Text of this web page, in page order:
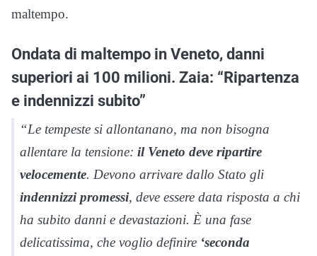
maltempo.
Ondata di maltempo in Veneto, danni
superiori ai 100 milioni. Zaia: “Ripartenza
e indennizzi subito”
“Le tempeste si allontanano, ma non bisogna
allentare la tensione: il Veneto deve ripartire
velocemente. Devono arrivare dallo Stato gli
indennizzi promessi, deve essere data risposta a chi
ha subito danni e devastazioni. È una fase
delicatissima, che voglio definire ‘seconda